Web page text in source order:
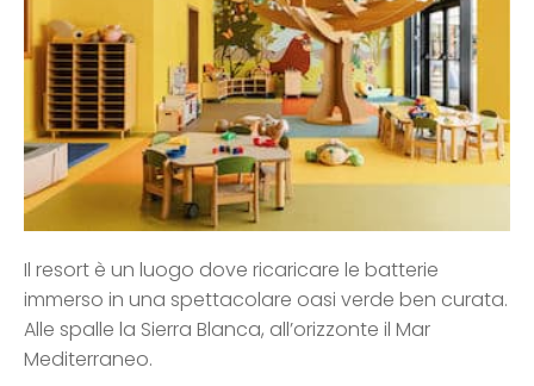
Il resort è un luogo dove ricaricare le batterie
immerso in una spettacolare oasi verde ben curata.
Alle spalle la Sierra Blanca, all’orizzonte il Mar
Mediterraneo.